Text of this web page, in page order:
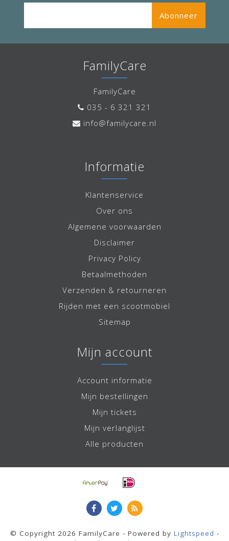
Abonneer
FamilyCare
FamilyCare
035 - 6 321 321
info@familycare.nl
Informatie
Klantenservice
Over ons
Algemene voorwaarden
Disclaimer
Privacy Policy
Betaalmethoden
Verzenden & retourneren
Rijden met een scootmobiel
Sitemap
Mijn account
Account informatie
Mijn bestellingen
Mijn tickets
Mijn verlanglijst
Alle producten
© Copyright 2026 FamilyCare - Powered by Lightspeed -